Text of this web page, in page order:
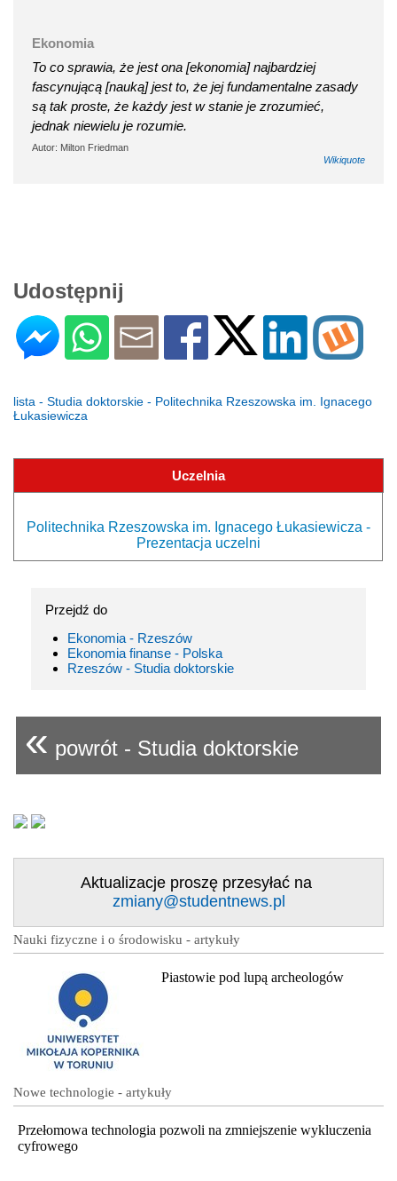
Ekonomia
To co sprawia, że jest ona [ekonomia] najbardziej
fascynującą [nauką] jest to, że jej fundamentalne zasady
są tak proste, że każdy jest w stanie je zrozumieć,
jednak niewielu je rozumie.
Autor: Milton Friedman
Wikiquote
Udostępnij
lista - Studia doktorskie - Politechnika Rzeszowska im. Ignacego
Łukasiewicza
Uczelnia
Politechnika Rzeszowska im. Ignacego Łukasiewicza -
Prezentacja uczelni
Przejdź do
Ekonomia - Rzeszów
Ekonomia finanse - Polska
Rzeszów - Studia doktorskie
« powrót - Studia doktorskie
Aktualizacje proszę przesyłać na
zmiany@studentnews.pl
Nauki fizyczne i o środowisku - artykuły
Piastowie pod lupą archeologów
Nowe technologie - artykuły
Przełomowa technologia pozwoli na zmniejszenie wykluczenia
cyfrowego